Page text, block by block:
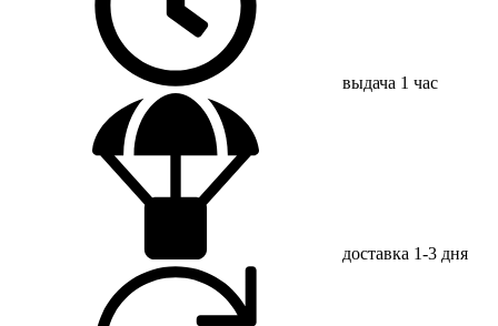
выдача 1 час
доставка 1-3 дня